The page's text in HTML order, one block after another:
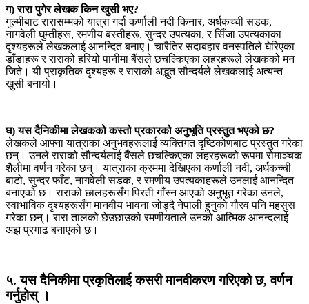
ग) रारा पुगेर लेखक किन खुसी भए?
गुल्मीबाट रारासम्मको यात्रा गर्दा कर्णाली नदी किनार, अर्धकच्ची सडक,
नागवेली घुम्तीहरू, रमणीय बस्तीहरू, सुन्दर उपत्यका, र सिँजा उपत्यकाका
दृश्यहरूले लेखकलाई आनन्दित बनाए। चारैतिर सदाबहार वनस्पतिले घेरिएका
डाँडाहरू र राराको हरियो पानीमा बैंसले छचल्किएका लहरहरूले लेखकको मन
जिते। यी प्राकृतिक दृश्यहरू र राराको अद्भुत सौन्दर्यले लेखकलाई अत्यन्त
खुसी बनायो।
घ) यस दैनिकीमा लेखकको कस्तो प्रकारको अनुभूति प्रस्तुत भएको छ?
लेखकले आफ्ना यात्राका अनुभवहरूलाई व्यक्तिगत दृष्टिकोणबाट प्रस्तुत गरेका
छन्। उनले राराको सौन्दर्यलाई बैँसले छचल्किएका लहरहरूको रूपमा रोमाञ्चक
शैलीमा वर्णन गरेका छन्। यात्राका क्रममा देखिएका कर्णाली नदी, अर्धकच्ची
बाटो, सुन्दर फाँट, नागवेली सडक, र रमणीय उपत्यकाहरूले उनलाई आनन्दित
बनाएको छ। राराको छालहरूसँग पिरती गाँस्न आएको अनुभूत गरेका उनले,
स्वाभाविक दृश्यहरूसँग मानवीय भावना जोड्दै नेपाली हुनुको गौरव पनि महसुस
गरेका छन्। रारा तालको छेउछाउको रमणीयताले उनको आत्मिक आनन्दलाई
अझ प्रगाढ बनाएको छ।
५. यस दैनिकीमा प्रकृतिलाई कसरी मानवीकरण गरिएको छ, वर्णन
गर्नुहोस् ।